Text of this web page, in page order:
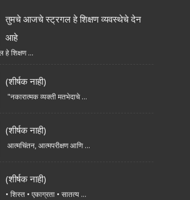
तुमचे आजचे स्ट्रगल हे शिक्षण व्यवस्थेचे देन
आहे
शिक्षण ...
(शीर्षक नाही)
"नकारात्मक व्यक्ती मतभेदाचे ...
(शीर्षक नाही)
आत्मचिंतन, आत्मपरीक्षण आणि ...
(शीर्षक नाही)
• शिस्त • एकाग्रता • सातत्य ...